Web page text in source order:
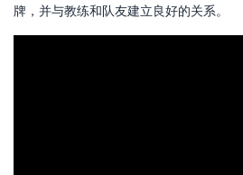
牌，并与教练和队友建立良好的关系。